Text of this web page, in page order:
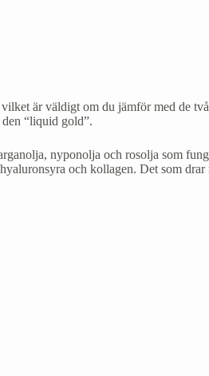
är väldigt om du jämför med de
“liquid gold”.
nyponolja och rosolja som
och kollagen. Det som